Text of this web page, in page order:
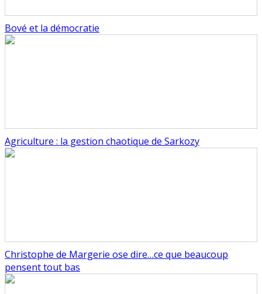
Bové et la démocratie
Agriculture : la gestion chaotique de Sarkozy
Christophe de Margerie ose dire…ce que beaucoup
pensent tout bas